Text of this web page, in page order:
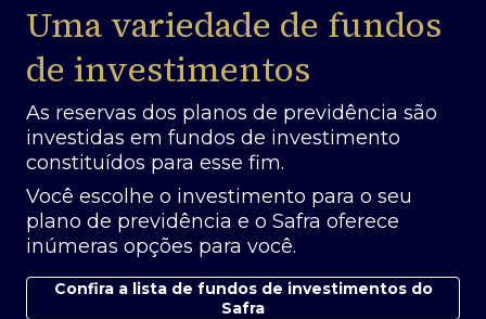
Uma variedade de fundos
de investimentos
As reservas dos planos de previdência são
investidas em fundos de investimento
constituídos para esse fim.
Você escolhe o investimento para o seu
plano de previdência e o Safra oferece
inúmeras opções para você.
Confira a lista de fundos de investimentos do
Safra